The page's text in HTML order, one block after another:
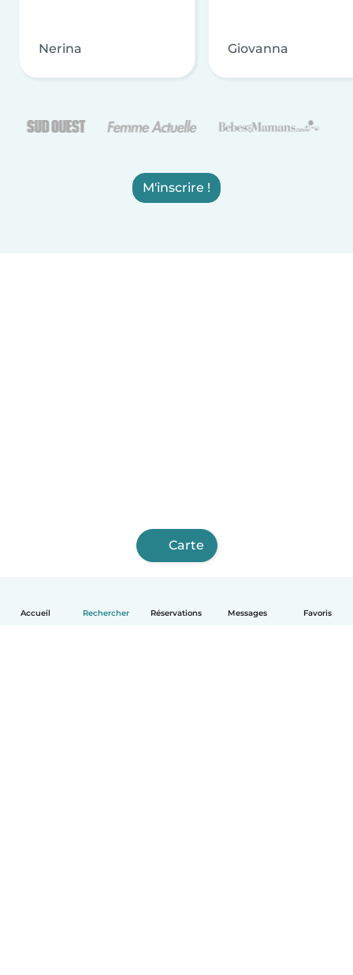
Accueil Rechercher Réservations Messages Favoris
Nerina Giovanna
M'inscrire !
Carte